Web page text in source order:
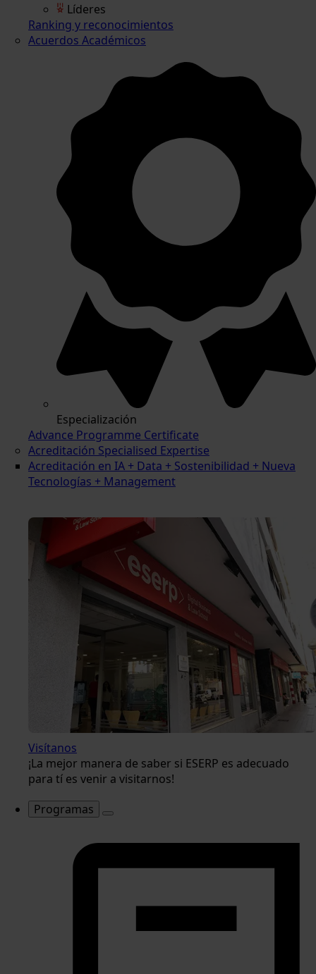
Líderes
Ranking y reconocimientos
Acuerdos Académicos
Especialización
Advance Programme Certificate
Acreditación Specialised Expertise
Acreditación en IA + Data + Sostenibilidad + Nueva
Tecnologías + Management
Visítanos
¡La mejor manera de saber si ESERP es adecuado
para tí es venir a visitarnos!
Programas